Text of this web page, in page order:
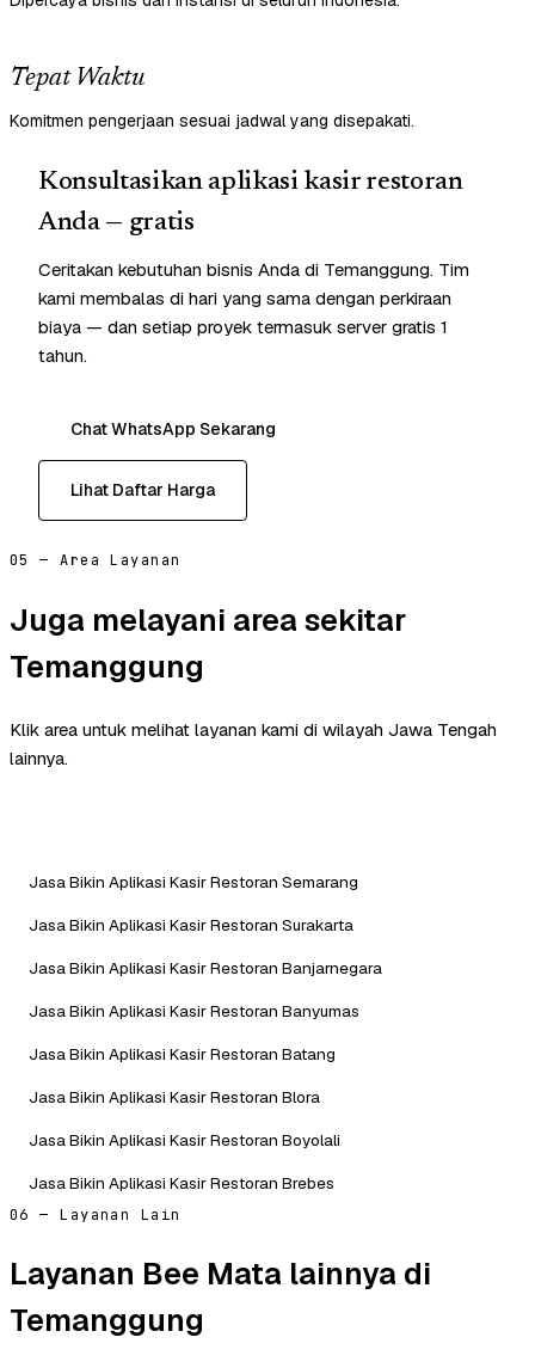
Tepat Waktu
Komitmen pengerjaan sesuai jadwal yang disepakati.
Konsultasikan aplikasi kasir restoran
Anda — gratis
Ceritakan kebutuhan bisnis Anda di Temanggung. Tim
kami membalas di hari yang sama dengan perkiraan
biaya — dan setiap proyek termasuk server gratis 1
tahun.
Chat WhatsApp Sekarang
Lihat Daftar Harga
05 — Area Layanan
Juga melayani area sekitar
Temanggung
Klik area untuk melihat layanan kami di wilayah Jawa Tengah
lainnya.
Jasa Bikin Aplikasi Kasir Restoran Semarang
Jasa Bikin Aplikasi Kasir Restoran Surakarta
Jasa Bikin Aplikasi Kasir Restoran Banjarnegara
Jasa Bikin Aplikasi Kasir Restoran Banyumas
Jasa Bikin Aplikasi Kasir Restoran Batang
Jasa Bikin Aplikasi Kasir Restoran Blora
Jasa Bikin Aplikasi Kasir Restoran Boyolali
Jasa Bikin Aplikasi Kasir Restoran Brebes
06 — Layanan Lain
Layanan Bee Mata lainnya di
Temanggung